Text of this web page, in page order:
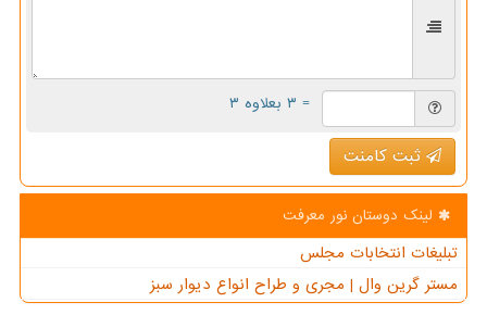
= ۳ بعلاوه ۳
ثبت کامنت
لینک دوستان نور معرفت
تبلیغات انتخابات مجلس
مستر گرین وال | مجری و طراح انواع دیوار سبز